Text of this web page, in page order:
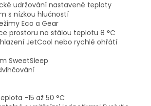
udržování nastavené teploty
s nízkou hlučností
Eco a Gear
prostoru na stálou teplotu 8 °C
JetCool nebo rychlé ohřátí
SweetSleep
-15 až 50 °C